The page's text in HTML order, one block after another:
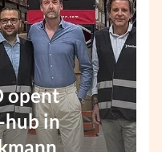
opent
in